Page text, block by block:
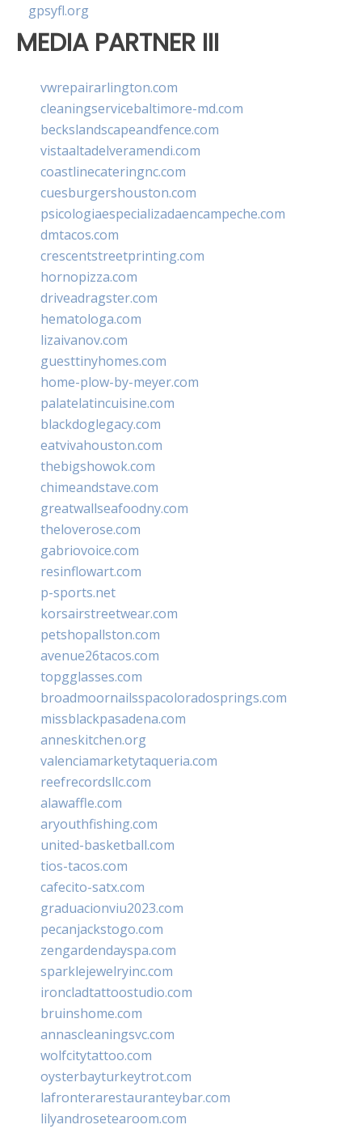
gpsyfl.org
MEDIA PARTNER III
vwrepairarlington.com
cleaningservicebaltimore-md.com
beckslandscapeandfence.com
vistaaltadelveramendi.com
coastlinecateringnc.com
cuesburgershouston.com
psicologiaespecializadaencampeche.com
dmtacos.com
crescentstreetprinting.com
hornopizza.com
driveadragster.com
hematologa.com
lizaivanov.com
guesttinyhomes.com
home-plow-by-meyer.com
palatelatincuisine.com
blackdoglegacy.com
eatvivahouston.com
thebigshowok.com
chimeandstave.com
greatwallseafoodny.com
theloverose.com
gabriovoice.com
resinflowart.com
p-sports.net
korsairstreetwear.com
petshopallston.com
avenue26tacos.com
topgglasses.com
broadmoornailsspacoloradosprings.com
missblackpasadena.com
anneskitchen.org
valenciamarketytaqueria.com
reefrecordsllc.com
alawaffle.com
aryouthfishing.com
united-basketball.com
tios-tacos.com
cafecito-satx.com
graduacionviu2023.com
pecanjackstogo.com
zengardendayspa.com
sparklejewelryinc.com
ironcladtattoostudio.com
bruinshome.com
annascleaningsvc.com
wolfcitytattoo.com
oysterbayturkeytrot.com
lafronterarestauranteybar.com
lilyandrosetearoom.com